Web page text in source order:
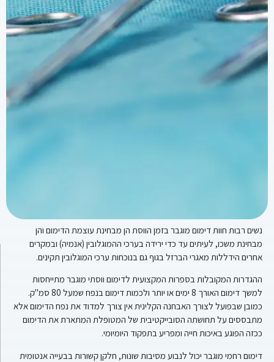
נשים רבות חוות דימום מוגבר בזמן הווסת הן מבחינת עוצמת הדימום והן
מבחינת משכו, לעיתים עד כדי ירידה בערכי ההמוגלובין (אנמיה) ובמקרים
אחרים הידללות מאגרי הברזל בגוף גם בנוכחות ערכי המוגלובין תקינים.
ההגדרות המקובלות בספרות המקצועית לדימום ווסתי מוגבר מתייחסות
למשך דימום האורך 8 ימים או יותר ולכמות דימום בנפח שמעל 80 סמ"ק.
כמובן שבפועל לצורך האבחנה הקלינית אין צורך למדוד את נפח הדימום אלא
מתבססים על תחושתה הסובייקטיבית של המטופלת המתארת את הדימום
ככזה הפוגע באיכות חייה ומפריע בתפקוד היומיומי.
דימום רחמי מוגבר יכול לנבוע מסיבות שונות, חלקן קשורות בבעייה אנטומית